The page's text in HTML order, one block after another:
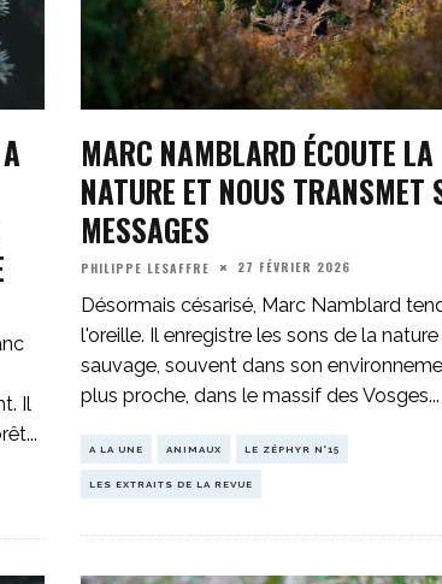
Il
...
MARC NAMBLARD ÉCOUTE LA
NATURE ET NOUS TRANSMET
MESSAGES
PHILIPPE LESAFFRE 27 FÉVRIER 2026
Désormais césarisé, Marc Namblard
l'oreille. Il enregistre les sons de la nature
sauvage, souvent dans son
plus proche, dans le massif des Vosges...
A LA UNE ANIMAUX LE ZÉPHYR N°15
LES EXTRAITS DE LA REVUE